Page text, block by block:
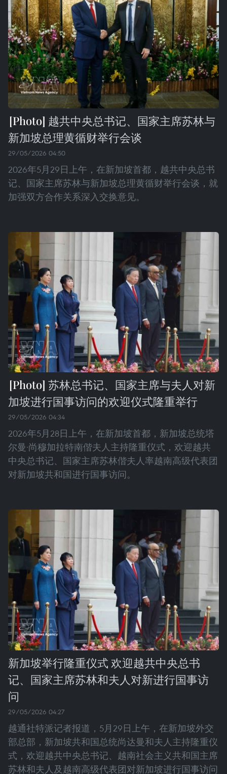
越共中央总书记、国家主席苏林与
新加坡总理黄循财举行会谈
29/05/2026 04:50
2026年5月29日上午，在新加坡首都，越共中央总书
记、国家主席苏林与新加坡总理黄循财举行会谈，就
加强双方合作关系深入交换意见。
苏林总书记、国家主席与夫人对新
加坡进行国事访问的欢迎仪式隆重举行
29/05/2026 04:34
2026年5月28日上午，在新加坡首都，新加坡总统塔
尔曼·尚穆加拉特南偕夫人主持隆重仪式，欢迎越共
中央总书记、国家主席苏林偕夫人率越南高级代表团
对新加坡共和国进行国事访问。
新加坡举行隆重仪式 欢迎越共中央总书
记、国家主席苏林和夫人对新进行国事访
问
29/05/2026 04:27
越通社特派记者报道，5月29日上午，在新加坡外交
部总部，新加坡共和国总统尚达曼和夫人主持隆重仪
式，欢迎越共中央总书记、越南社会主义共和国主席
苏林和夫人及越南高级代表团对新加坡进行国事访问